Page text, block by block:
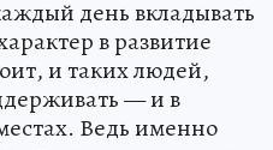
день вкладывать
в развитие
и таких людей,
— и в
Ведь именно